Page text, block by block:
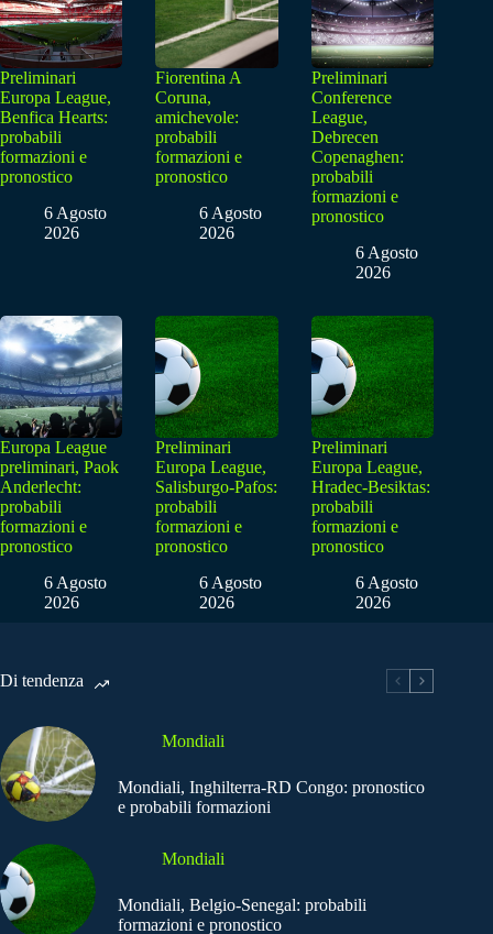
Preliminari
Europa League,
Benfica Hearts:
probabili
formazioni e
pronostico
6 Agosto
2026
Fiorentina A
Coruna,
amichevole:
probabili
formazioni e
pronostico
6 Agosto
2026
Preliminari
Conference
League,
Debrecen
Copenaghen:
probabili
formazioni e
pronostico
6 Agosto
2026
Europa League
preliminari, Paok
Anderlecht:
probabili
formazioni e
pronostico
6 Agosto
2026
Preliminari
Europa League,
Salisburgo-Pafos:
probabili
formazioni e
pronostico
6 Agosto
2026
Preliminari
Europa League,
Hradec-Besiktas:
probabili
formazioni e
pronostico
6 Agosto
2026
Di tendenza
Mondiali
Mondiali, Inghilterra-RD Congo: pronostico
e probabili formazioni
Mondiali
Mondiali, Belgio-Senegal: probabili
formazioni e pronostico